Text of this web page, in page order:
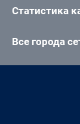
Статистика
Все города